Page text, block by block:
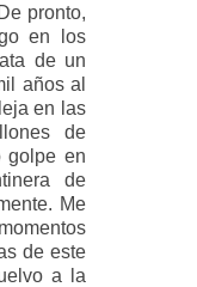
pronto,
en los
de un
años al
en las
de
golpe en
de
Me
de este
a la